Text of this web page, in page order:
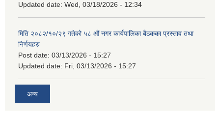
Updated date: Wed, 03/18/2026 - 12:34
मिति २०८२/१०/२९ गतेको ५८ औं नगर कार्यपालिका बैठकका प्रस्ताव तथा
निर्णयहरु
Post date: 03/13/2026 - 15:27
Updated date: Fri, 03/13/2026 - 15:27
अन्य